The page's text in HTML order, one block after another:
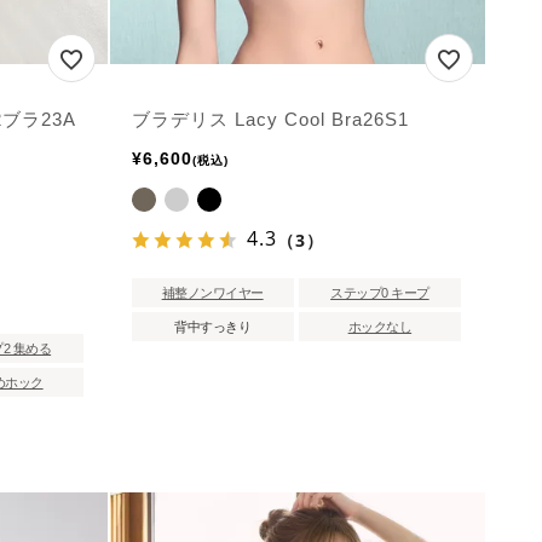
ラ23A
集める
ホック
ブラデリス Lacy Cool Bra26S1
¥6,600 税込
4.3 （3）
補整ノンワイヤー ステップ0 キープ
背中すっきり ホックなし